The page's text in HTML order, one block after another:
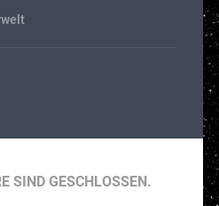
SIND GESCHLOSSEN.